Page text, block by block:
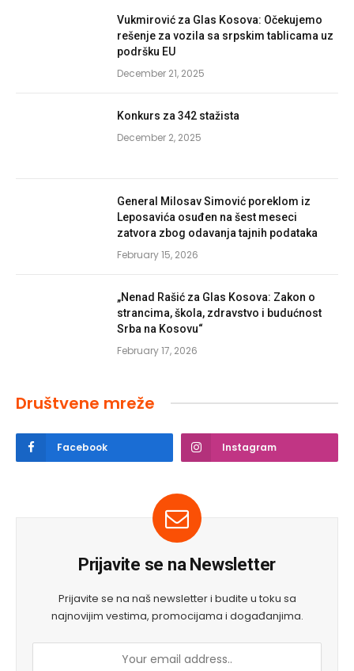
Vukmirović za Glas Kosova: Očekujemo
rešenje za vozila sa srpskim tablicama uz
podršku EU
December 21, 2025
Konkurs za 342 stažista
December 2, 2025
General Milosav Simović poreklom iz
Leposavića osuđen na šest meseci
zatvora zbog odavanja tajnih podataka
February 15, 2026
„Nenad Rašić za Glas Kosova: Zakon o
strancima, škola, zdravstvo i budućnost
Srba na Kosovu“
February 17, 2026
Društvene mreže
Facebook Instagram
Prijavite se na Newsletter
Prijavite se na naš newsletter i budite u toku sa
najnovijim vestima, promocijama i događanjima.